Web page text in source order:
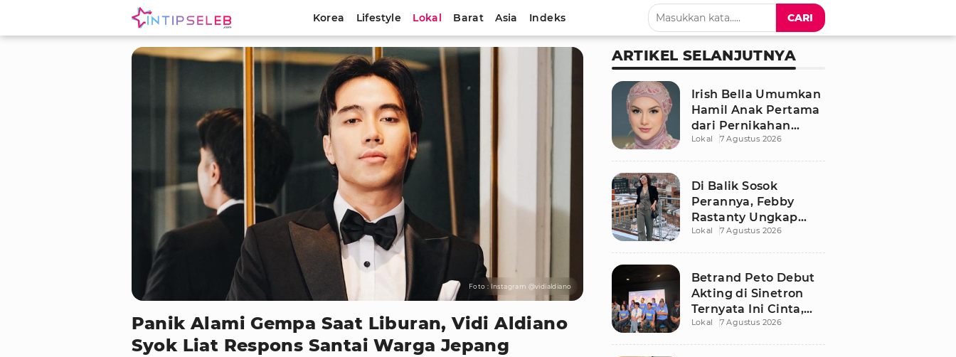
Korea Lifestyle Lokal Barat Asia Indeks CARI
Foto : Instagram @vidialdiano
Panik Alami Gempa Saat Liburan, Vidi Aldiano
Syok Liat Respons Santai Warga Jepang
ARTIKEL SELANJUTNYA
Irish Bella Umumkan
Hamil Anak Pertama
dari Pernikahan
dengan Haldy Sabri
Lokal 7 Agustus 2026
Di Balik Sosok
Perannya, Febby
Rastanty Ungkap
Luka Masa Kecil yang
Lokal 7 Agustus 2026
Betrand Peto Debut
Akting di Sinetron
Ternyata Ini Cinta,
Ngaku Keluar dari
Lokal 7 Agustus 2026